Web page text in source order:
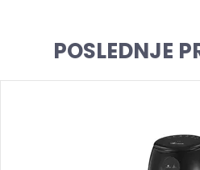
POSLEDNJE